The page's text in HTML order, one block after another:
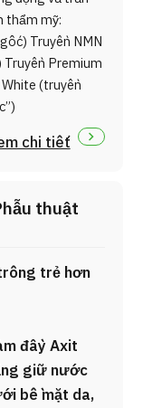
thẩm mỹ:
Truyền NMN
Premium
(truyền
chi tiết
thuật
trẻ hơn
đầy Axit
giữ nước
bề mặt da,